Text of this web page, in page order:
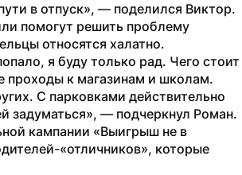
в отпуск», — поделился Виктор.
помогут решить проблему
относятся халатно.
я буду только рад. Чего стоит
проходы к магазинам и школам.
С парковками действительно
— подчеркнул Роман.
кампании «Выигрыш не в
«отличников», которые